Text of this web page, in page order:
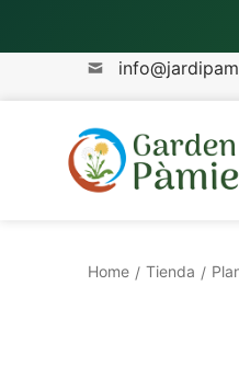
Home / Tienda /